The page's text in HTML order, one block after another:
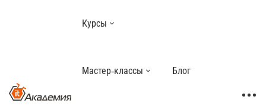
Курсы
Мастер-классы Блог